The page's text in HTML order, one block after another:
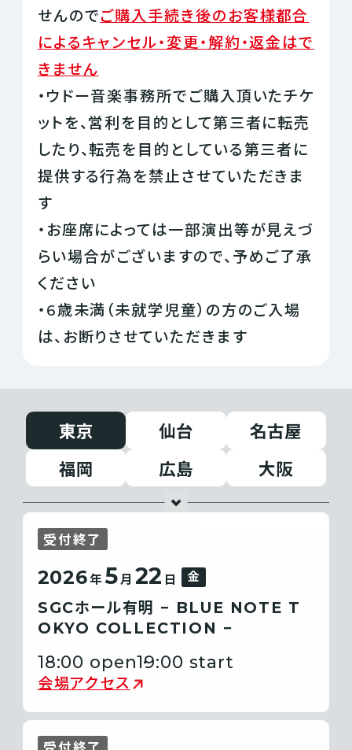
せんのでご購入手続き後のお客様都合
によるキャンセル・変更・解約・返金はで
きません
・ウドー音楽事務所でご購入頂いたチケ
ットを、営利を目的として第三者に転売
したり、転売を目的としている第三者に
提供する行為を禁止させていただきま
す
・お座席によっては一部演出等が見えづ
らい場合がございますので、予めご了承
ください
・6歳未満（未就学児童）の方のご入場
は、お断りさせていただきます
東京 仙台
名古屋
福岡
広島 大阪
受付終了
2026年 5 月 22 日 金
SGCホール有明 − BLUE NOTE T
OKYO COLLECTION −
18:00 open19:00 start
会場アクセス